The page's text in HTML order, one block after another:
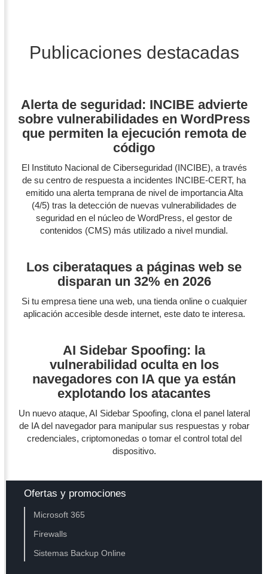
Publicaciones destacadas
Alerta de seguridad: INCIBE advierte
sobre vulnerabilidades en WordPress
que permiten la ejecución remota de
código
El Instituto Nacional de Ciberseguridad (INCIBE), a través
de su centro de respuesta a incidentes INCIBE-CERT, ha
emitido una alerta temprana de nivel de importancia Alta
(4/5) tras la detección de nuevas vulnerabilidades de
seguridad en el núcleo de WordPress, el gestor de
contenidos (CMS) más utilizado a nivel mundial.
Los ciberataques a páginas web se
disparan un 32% en 2026
Si tu empresa tiene una web, una tienda online o cualquier
aplicación accesible desde internet, este dato te interesa.
AI Sidebar Spoofing: la
vulnerabilidad oculta en los
navegadores con IA que ya están
explotando los atacantes
Un nuevo ataque, AI Sidebar Spoofing, clona el panel lateral
de IA del navegador para manipular sus respuestas y robar
credenciales, criptomonedas o tomar el control total del
dispositivo.
Ofertas y promociones
Microsoft 365
Firewalls
Sistemas Backup Online